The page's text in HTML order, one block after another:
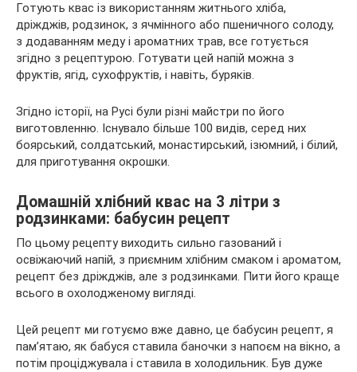
Готують квас із використанням житнього хліба,
дріжджів, родзинок, з ячмінного або пшеничного солоду,
з додаванням меду і ароматних трав, все готується
згідно з рецептурою. Готувати цей напій можна з
фруктів, ягід, сухофруктів, і навіть, буряків.
Згідно історії, на Русі були різні майстри по його
виготовленню. Існувало більше 100 видів, серед них
боярський, солдатський, монастирський, ізюмний, і білий,
для приготування окрошки.
Домашній хлібний квас на 3 літри з
родзинками: бабусин рецепт
По цьому рецепту виходить сильно газований і
освіжаючий напій, з приємним хлібним смаком і ароматом,
рецепт без дріжджів, але з родзинками. Пити його краще
всього в охолодженому вигляді.
Цей рецепт ми готуємо вже давно, це бабусин рецепт, я
пам’ятаю, як бабуся ставила баночки з напоєм на вікно, а
потім проціджувала і ставила в холодильник. Був дуже